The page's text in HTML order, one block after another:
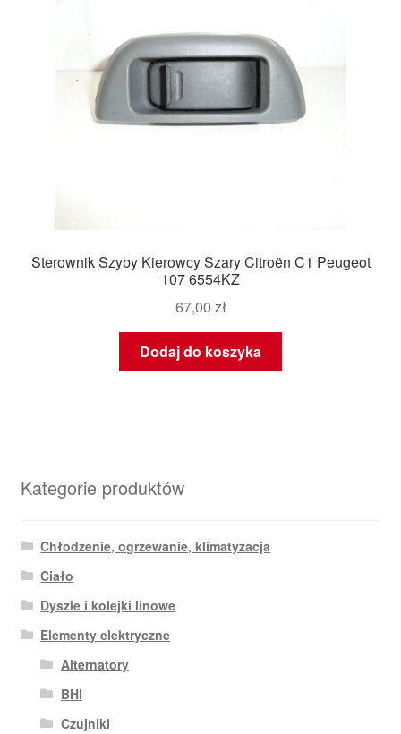
Sterownik Szyby Kierowcy Szary Citroën C1 Peugeot
107 6554KZ
67,00 zł
Dodaj do koszyka
Kategorie produktów
Chłodzenie, ogrzewanie, klimatyzacja
Ciało
Dyszle i kolejki linowe
Elementy elektryczne
Alternatory
BHI
Czujniki